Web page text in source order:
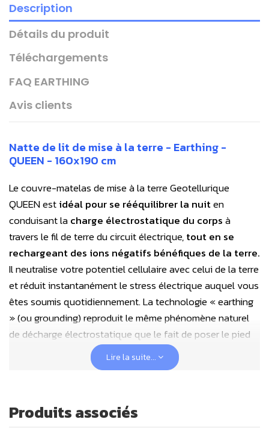
Description
Détails du produit
Téléchargements
FAQ EARTHING
Avis clients
Natte de lit de mise à la terre - Earthing -
QUEEN - 160x190 cm
Le couvre-matelas de mise à la terre Geotellurique
QUEEN estidéal pour se rééquilibrer la nuiten
conduisant lacharge électrostatique du corpsà
travers le fil de terre du circuit électrique,tout en se
rechargeant des ions négatifs bénéfiques de la terre.
Il neutralise votre potentiel cellulaire avec celui de la terre
et réduit instantanément le stress électrique auquel vous
êtes soumis quotidiennement. La technologie « earthing
» (ou grounding) reproduit le même phénomène naturel
de décharge électrostatique que le fait de poser le pied
nu sur la terre engendre. Elle vous permettra de mieux
dormir, à l'abri de l'électrosmog.
QUEEN 2 places (160x200 cm) pour lit double,
Lire la suite...
Produits associés